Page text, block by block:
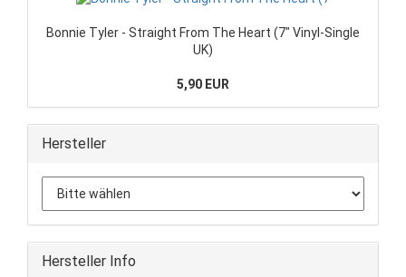
Bonnie Tyler - Straight From The Heart (7" Vinyl-Single
UK)
5,90 EUR
Hersteller
Hersteller Info